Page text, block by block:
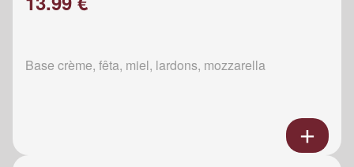
Base crème, fêta, miel, lardons, mozzarella